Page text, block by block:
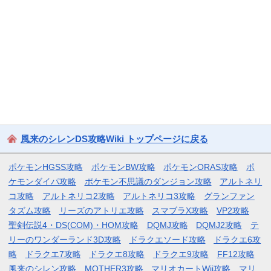
風来のシレンDS攻略Wiki トップページに戻る
ポケモンHGSS攻略 ポケモンBW攻略 ポケモンORAS攻略
ポ
ケモンダイパ攻略
ポケモン不思議のダンジョン攻略
アルトネリ
コ攻略
アルトネリコ2攻略 アルトネリコ3攻略
グランファン
タズム攻略
リーズのアトリエ攻略 スマブラX攻略
VP2攻略
聖剣伝説4・DS(COM)・HOM攻略
DQMJ攻略 DQMJ2攻略
テ
リーのワンダーランド3D攻略
ドラクエソード攻略
ドラクエ6攻
略
ドラクエ7攻略 ドラクエ8攻略 ドラクエ9攻略
FF12攻略
風来のシレン攻略
MOTHER3攻略 マリオカートWii攻略 マリ